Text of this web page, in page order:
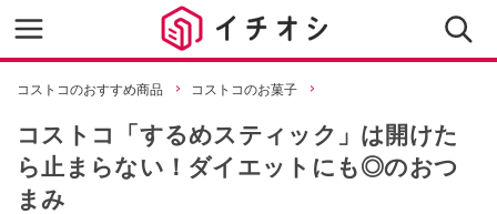
コストコのおすすめ商品 コストコのお菓子
コストコ「するめスティック」は開けた
ら止まらない！ダイエットにも◎のおつ
まみ